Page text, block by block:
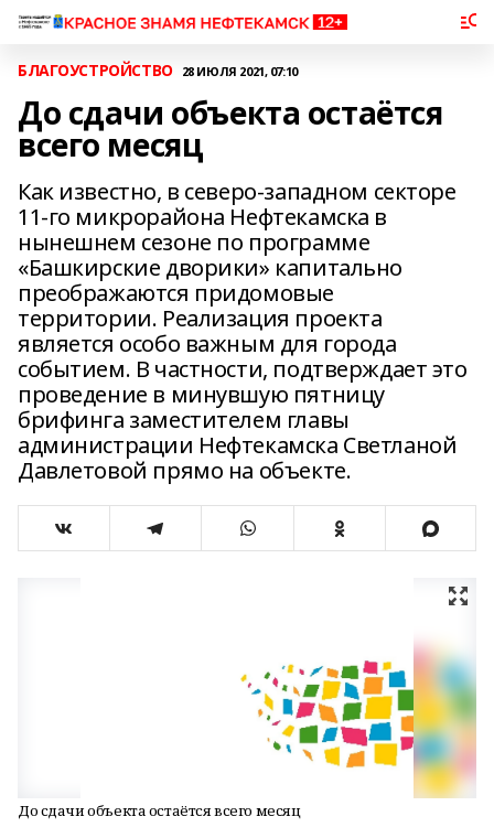
БЛАГОУСТРОЙСТВО 28 ИЮЛЯ 2021, 07:10
До сдачи объекта остаётся
всего месяц
Как известно, в северо-западном секторе
11-го микрорайона Нефтекамска в
нынешнем сезоне по программе
«Башкирские дворики» капитально
преображаются придомовые
территории. Реализация проекта
является особо важным для города
событием. В частности, подтверждает это
проведение в минувшую пятницу
брифинга заместителем главы
администрации Нефтекамска Светланой
Давлетовой прямо на объекте.
До сдачи объекта остаётся всего месяц